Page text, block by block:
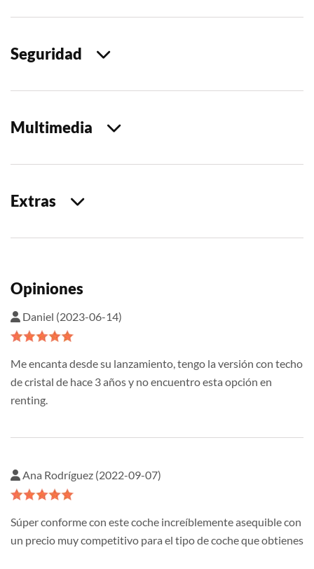
Seguridad
Multimedia
Extras
Opiniones
Daniel (2023-06-14)
Me encanta desde su lanzamiento, tengo la versión con techo
de cristal de hace 3 años y no encuentro esta opción en
renting.
Ana Rodríguez (2022-09-07)
Súper conforme con este coche increíblemente asequible con
un precio muy competitivo para el tipo de coche que obtienes